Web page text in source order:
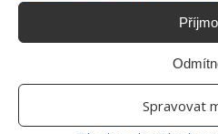
Spravovat
Profesionální
6.8.2026